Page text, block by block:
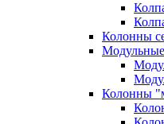
Колонны
Колонны